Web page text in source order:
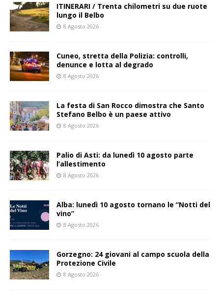
ITINERARI / Trenta chilometri su due ruote
lungo il Belbo
8 Agosto 2026
Cuneo, stretta della Polizia: controlli,
denunce e lotta al degrado
8 Agosto 2026
La festa di San Rocco dimostra che Santo
Stefano Belbo è un paese attivo
8 Agosto 2026
Palio di Asti: da lunedì 10 agosto parte
l’allestimento
8 Agosto 2026
Alba: lunedì 10 agosto tornano le “Notti del
vino”
8 Agosto 2026
Gorzegno: 24 giovani al campo scuola della
Protezione Civile
8 Agosto 2026